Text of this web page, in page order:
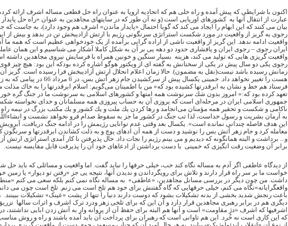
اکنون با شرایطی که پیش آمده و راه حلی هم که اتحادیه اروپا به عنوان راه حل قطعی مساله اشرف ارائه
عبارت از انتقال آنها به کشورهای اورپایی است (و نه آن طور که در سایتهای مجاهدین به عنوان «راه حل
بیان می کنند که این ابهام را ایجاد می کند که گویا احتمال «پایدار ماندن» اشرف هم وجود دارد)، به جاست که
رجوی به گریز از واقعیت در مورد شکست استراتژی سرنگونی رژیم با ارتش ازادیبخش تن در بدهد و بیش از این
واقعیت ادامه ندهد. این گریز از واقعیت ناشی از اراده گرایی برآمده از یک خودخواهی عظیم است که همه ما
ایران رجوی – رجوی ایران و پافشاری حدود دو دهه یی بر آن به شکل کاملا آشکار می شناسیم و این همان
واقعیت گریزی هایی که تولید می کند، هزینه بسیار سنگین و خونین همراه با فرسایش نیروی مجاهدین داشته
رجوی یکی دو سال پیش در یکی از سخنانش به گفته ای از ویکتور هوگو اشاره کرده بودکه این بود: هیچ چیز
زمانش رسیده باشد نیست(نقل به مضمون). حالا زمان اعلام انحلال ارتش آزادیبخش فرا رسیده است. گریز آن
هست را تغییر نخواهد داد. خمینی یکسال پیش از سرکشیدن جام زهر
فرستاد هم خط و نشان به ابرقدرتها کشیده بود که« من با اطمينان مى‌گويم: اسلام ابرقدرتها را به خاك
تعهد کرده بود که:« امروز بدون شك سرنوشت همه امتها و كشورهاى اسلامى به سرنوشت ما در جنگ گره
جمهورى اسلامى ايران در مرحله‌اى است كه يروزى آن به حساب پيروزى همه مسلمانان و خداى نخواسته
ناكامى و شكست و تحقير همه مؤمنان مى‌انجامد و رها كردن يك ملت و يك كشور و يك مكتب بزرگ در نيمه راه
به آرمان بشريت و رسول خداست، لذا تب جنگ در كشور ما جز به سقوط صدام فرو نخواهد نشست و
اين هدف فاصله چندانى نمانده است». یکسال بعد وقتی عدم توانایی رژیمش را در ادامه جنگ دریافت، آبرویش
معامله کرد و جام زهر آتش بس را نوشید و دست از همه آن ادهای پوچ و به ذلت کشاندن ابرقدرتها و سرنگون
و... برداشت و البته همانگونه که دیدیم و می بینم رژیم را نجات داد. حال پذیرفتن نا کار آمدی استراتژی ارتش
برابر آن وضغیت رقت انگیزی که خمینی با دست برداشتن از ادعاهای خود آن را پذیرفت قابل مقایسه نیست.
از دیدگاه عاطفی اگر آدم به مساله نگاه کند خب، خیلی حرفها را نباید گفت. اما واقعیت و مسائلی که باید حل
خواست ما بر سر راه قرار دارند و تلاش برای رویگرداندن و ندیدن آنها، نتیجه یی جز «رفتن تو دیوار» یا زمین
داشت. من چون دیگر در بررسی مسانل مجاهدین، «عاطفی» به مساله نگاه نمی کنم بلکه سعی می کنم
واقعگرایانه»نگاه می کنم، خیلی حرفهایی که گاه گفتنش برای خود هم تلخ است می زنم. تلخ است چون می
باعث رنجش شدید بخشی از بدنه تشکیلات بشود که دوست دارند دنیا را تنها از پشت «عینک» تشکیلات ببینند.
دیگری هم در برابر رهبری مجاهدین قرار دارد و آن این که برای تلخی زهر ودرد ترک اشرف و اثرات سالها
اشرفیها که اشرف «دژ مقاومت» است و آنها هم البته برای حفظ آن از پروانه وار به آتش زدن ابایی نداشتند،
که این کاری است نه خُرد. این هم تاوانی است که رهبران برای پرداخت آن باید آمده باشند و راه و روش